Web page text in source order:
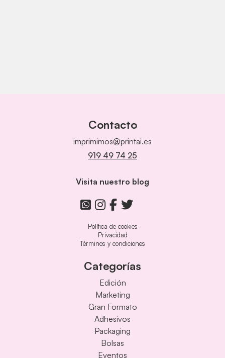
Contacto
imprimimos@printai.es
919 49 74 25
Visita nuestro blog
Política de cookies
Privacidad
Términos y condiciones
Categorías
Edición
Marketing
Gran Formato
Adhesivos
Packaging
Bolsas
Eventos